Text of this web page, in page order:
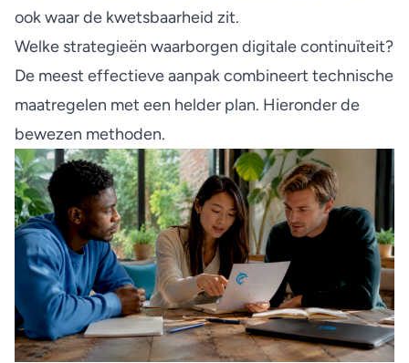
ook waar de kwetsbaarheid zit.
Welke strategieën waarborgen digitale continuïteit?
De meest effectieve aanpak combineert technische
maatregelen met een helder plan. Hieronder de
bewezen methoden.